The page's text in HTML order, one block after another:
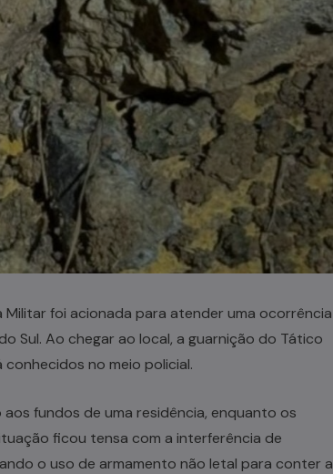
foi acionada para atender uma ocorrência
Sul. Ao chegar ao local, a guarnição do Tático
no meio policial.
fundos de uma residência, enquanto os
ficou tensa com a interferência de
o uso de armamento não letal para conter a